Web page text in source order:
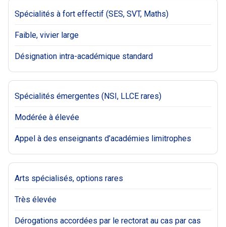
Spécialités à fort effectif (SES, SVT, Maths)
Faible, vivier large
Désignation intra-académique standard
Spécialités émergentes (NSI, LLCE rares)
Modérée à élevée
Appel à des enseignants d’académies limitrophes
Arts spécialisés, options rares
Très élevée
Dérogations accordées par le rectorat au cas par cas